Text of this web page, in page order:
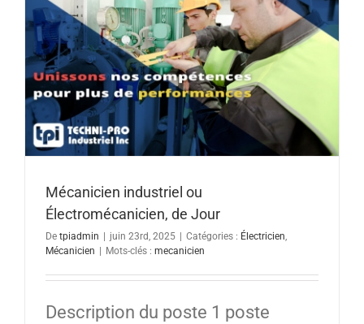
Mécanicien industriel ou
Électromécanicien, de Jour
De tpiadmin juin 23rd, 2025 Catégories : Électricien,
Mécanicien
Mots-clés : mecanicien
Description du poste 1 poste